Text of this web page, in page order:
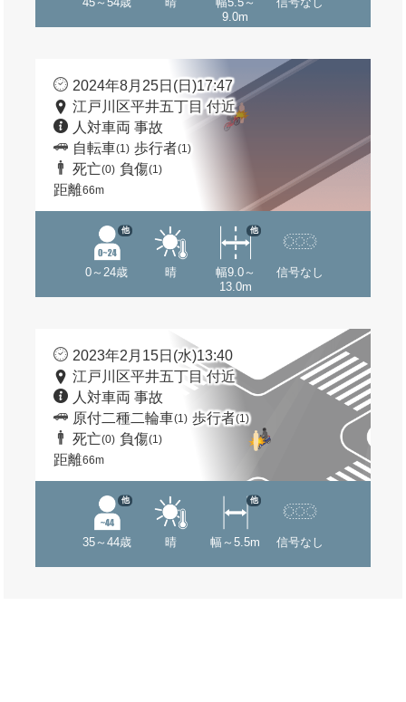
9.0m
2024年8月25日(日)17:47
江戸川区平井五丁目 付近
人対車両 事故
自転車(1) 歩行者(1)
死亡(0) 負傷(1)
距離66m
0～24歳
他
晴
幅9.0～
13.0m
他
信号なし
2023年2月15日(水)13:40
江戸川区平井五丁目 付近
人対車両 事故
原付二種二輪車(1) 歩行者(1)
死亡(0) 負傷(1)
距離66m
35～44歳
他
晴 幅～5.5m
他
信号なし